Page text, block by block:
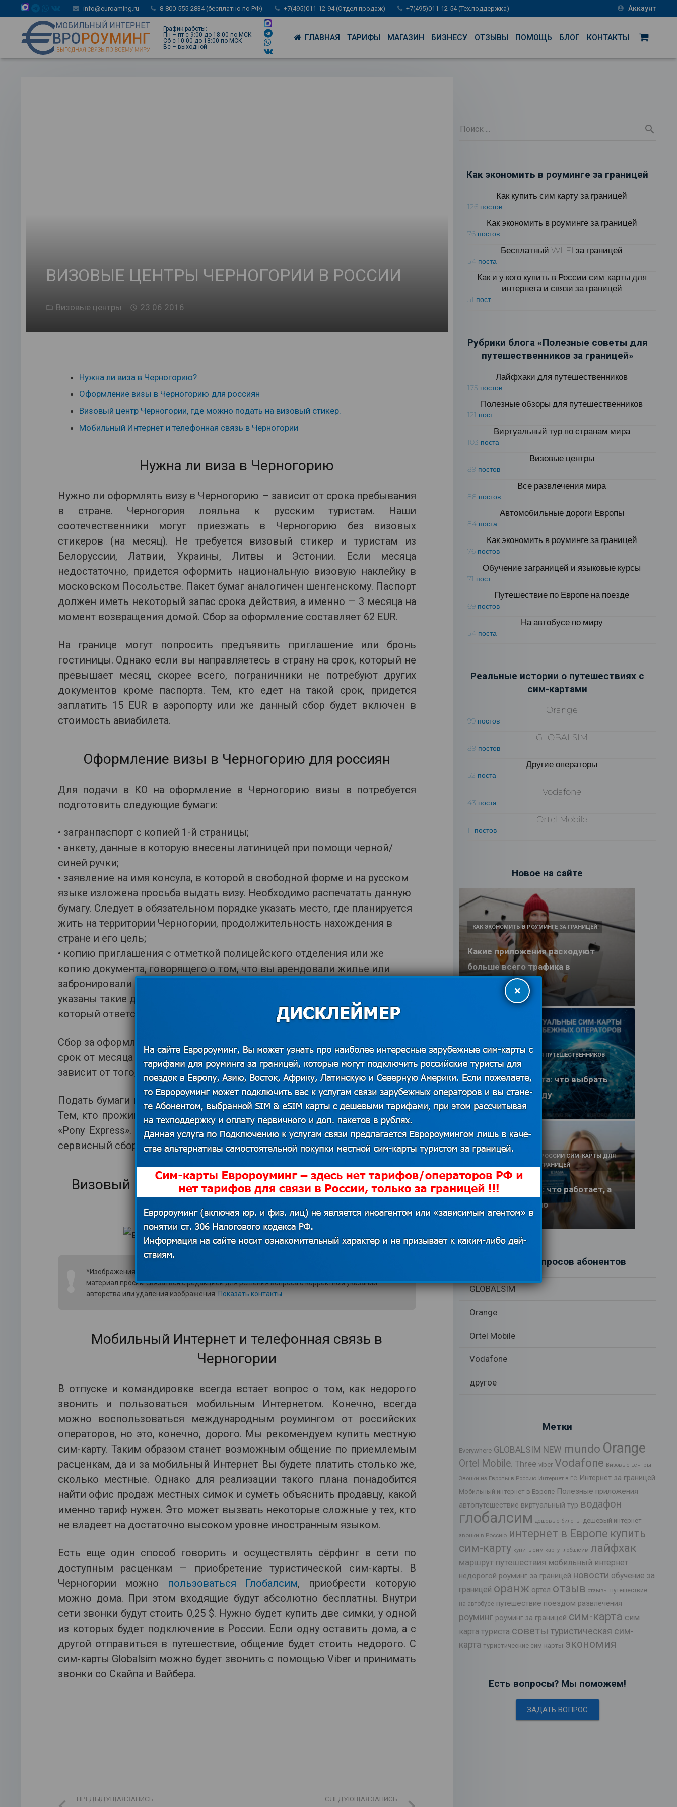
info@euroaming.ru 8-800-555-2834 (бесплатно по РФ) +7(495)011-12-94 (Отдел продаж) +7(495)011-12-54 (Тех.поддержка) account_circle Аккаунт
График работы:
Пн – пт с 9:00 до 18:00 по МСК
Сб с 10:00 до 18:00 по МСК
Вс – выходной
ГЛАВНАЯ ТАРИФЫ МАГАЗИН БИЗНЕСУ ОТЗЫВЫ ПОМОЩЬ БЛОГ КОНТАКТЫ
ВИЗОВЫЕ ЦЕНТРЫ ЧЕРНОГОРИИ В РОССИИ
Визовые центры 23.06.2016
Нужна ли виза в Черногорию?
Оформление визы в Черногорию для россиян
Визовый центр Черногории, где можно подать на визовый стикер.
Мобильный Интернет и телефонная связь в Черногории
Нужна ли виза в Черногорию
Нужно ли оформлять визу в Черногорию – зависит от срока пребывания
в стране. Черногория лояльна к русским туристам. Наши
соотечественники могут приезжать в Черногорию без визовых
стикеров (на месяц). Не требуется визовый стикер и туристам из
Белоруссии, Латвии, Украины, Литвы и Эстонии. Если месяца
недостаточно, придется оформить национальную визовую наклейку в
московском Посольстве. Пакет бумаг аналогичен шенгенскому. Паспорт
должен иметь некоторый запас срока действия, а именно — 3 месяца на
момент возвращения домой. Сбор за оформление составляет 62 EUR.
На границе могут попросить предъявить приглашение или бронь
гостиницы. Однако если вы направляетесь в страну на срок, который не
превышает месяц, скорее всего, пограничники не потребуют других
документов кроме паспорта. Тем, кто едет на такой срок, придется
заплатить 15 EUR в аэропорту или же данный сбор будет включен в
стоимость авиабилета.
Оформление визы в Черногорию для россиян
Для подачи в КО на оформление в Черногорию визы в потребуется
подготовить следующие бумаги:
• загранпаспорт с копией 1-й страницы;
• анкету, данные в которую внесены латиницей при помощи черной/
синей ручки;
• заявление на имя консула, в которой в свободной форме и на русском
языке изложена просьба выдать визу. Необходимо распечатать данную
бумагу. Следует в обязательном порядке указать место, где планируется
жить на территории Черногории, продолжительность нахождения в
стране и его цель;
• копию приглашения с отметкой полицейского отделения или же
копию документа, говорящего о том, что вы арендовали жилье или
забронировали номер в гостинице. В последнем случае должны быть
указаны такие данные, как реквизиты гостиницы или данные о лице,
который ответственен за бронирование или аренду.
Сбор за оформление визового стикера вносится в КО. Визы выдаются на
срок от месяца до трех. То, на какой период выдадут визовую наклейку,
зависит от того, какой срок указан в приглашении.
Подать бумаги в КО можно в ПН, СР или ПТ без записи с 09:00 до 12:00.
Тем, кто проживает не в Москве и области, можно обратиться в офисы
«Pony Express». При этом придется заплатить помимо визового еще и
сервисный сбор. Как правило, визовую наклейку делают 2 недели.
Визовый центр Черногории, где можно подать на
визовый стикер.
*Изображения использованы из открытых источников. В случае наличия прав на данный
материал просим связаться с редакцией для решения вопроса о корректном указании
авторства или удаления изображения. Показать контакты
Мобильный Интернет и телефонная связь в
Черногории
В отпуске и командировке всегда встает вопрос о том, как недорого
звонить и пользоваться мобильным Интернетом. Конечно, всегда
можно воспользоваться международным роумингом от российских
операторов, но это, конечно, дорого. Мы рекомендуем купить местную
сим-карту. Таким образом станет возможным общение по приемлемым
расценкам, да и за мобильный Интернет Вы будете платить столько же,
сколько местные. Однако для реализации такого плана понадобится
найти офис продаж местных симок и суметь объяснить продавцу, какой
именно тариф нужен. Это может вызвать некоторые сложные у тех, кто
не владеет на достаточно высоком уровне иностранным языком.
Есть еще один способ говорить и осуществлять сёрфинг в сети по
доступным расценкам — приобретение туристической сим-карты. В
Черногории можно пользоваться Глобалсим, приобрести которую
можно дома. При этом входящие будут абсолютно бесплатны. Внутри
сети звонки будут стоить 0,25 $. Нужно будет купить две симки, у одной
из которых будет подключение в России. Если одну оставить дома, а с
другой отправиться в путешествие, общение будет стоить недорого. С
сим-карты Globalsim можно будет звонить с помощью Viber и принимать
звонки со Скайпа и Вайбера.
ПРЕДЫДУЩАЯ ЗАПИСЬ СЛЕДУЮЩАЯ ЗАПИСЬ
Как экономить в роуминге за границей
Как купить сим карту за границей
126 постов
Как экономить в роуминге за границей
76 постов
Бесплатный WI-FI за границей
54 поста
Как и у кого купить в России сим-карты для
интернета и связи за границей
51 пост
Рубрики блога «Полезные советы для
путешественников за границей»
Лайфхаки для путешественников
175 постов
Полезные обзоры для путешественников
121 пост
Виртуальный тур по странам мира
103 поста
Визовые центры
89 постов
Все развлечения мира
88 постов
Автомобильные дороги Европы
84 поста
Как экономить в роуминге за границей
76 постов
Обучение заграницей и языковые курсы
71 пост
Путешествие по Европе на поезде
69 постов
На автобусе по миру
54 поста
Реальные истории о путешествиях с
сим-картами
Orange
99 постов
GLOBALSIM
89 постов
Другие операторы
52 поста
Vodafone
43 поста
Ortel Mobile
11 постов
Новое на сайте
Какие приложения расходуют
больше всего трафика в
путешествии
КАК ЭКОНОМИТЬ В РОУМИНГЕ ЗА ГРАНИЦЕЙ
25.06.2026
eSIM или SIM-карта: что выбрать
туристу в 2026 году
ПОЛЕЗНЫЕ ОБЗОРЫ ДЛЯ ПУТЕШЕСТВЕННИКОВ
25.06.2026
Интернет в Китае: что работает, а
что заблокировано
КАК И У КОГО КУПИТЬ В РОССИИ СИМ-КАРТЫ ДЛЯ
ИНТЕРНЕТА И СВЯЗИ ЗА ГРАНИЦЕЙ
17.06.2026
Рубрики вопросов абонентов
GLOBALSIM
Orange
Ortel Mobile
Vodafone
другое
Метки
Everywhere GLOBALSIM NEW mundo Orange
Ortel Mobile. Three viber Vodafone Визовые центры
Звонки из Европы в Россию Интернет в ЕС Интернет за границей
Мобильный интернет в Европе Полезные приложения
автопутешествие виртуальный тур водафон
глобалсим дешевые билеты дешевый интернет
звонки в Россию интернет в Европе купить
сим-карту купить сим-карту Глобалсим лайфхак
маршрут путешествия мобильный интернет
недорогой роуминг за границей новости обучение за
границей оранж ортел отзыв отзывы путешествие
на автобусе путешествие поездом развлечения
роуминг роуминг за границей сим-карта сим
карта туриста советы туристическая сим-
карта туристические сим-карты экономия
Есть вопросы? Мы поможем!
ЗАДАТЬ ВОПРОС
×